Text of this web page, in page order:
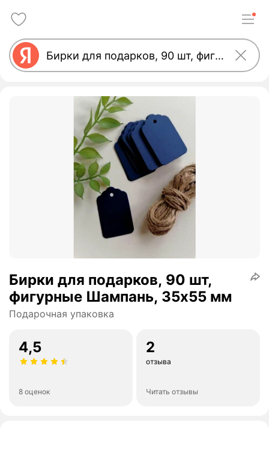
Бирки для подарков, 90 шт,
фигурные Шампань, 35х55 мм
Подарочная упаковка
4,5
8 оценок
2
отзыва
Читать отзывы